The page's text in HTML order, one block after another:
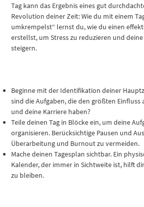
Tag kann das Ergebnis eines gut
Revolution deiner Zeit: Wie du mit einem
umkrempelst“ lernst du, wie du einen
erstellst, um Stress zu reduzieren und
steigern.
Beginne mit der Identifikation deiner
sind die Aufgaben, die den größten Einfluss
und deine Karriere haben?
Teile deinen Tag in Blöcke ein, um deine
organisieren. Berücksichtige Pausen und
Überarbeitung und Burnout zu vermeiden.
Mache deinen Tagesplan sichtbar. Ein
Kalender, der immer in Sichtweite ist, hilft
zu bleiben.